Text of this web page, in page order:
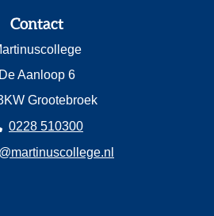
Contact
De Aanloop 6
Grootebroek
0228 510300